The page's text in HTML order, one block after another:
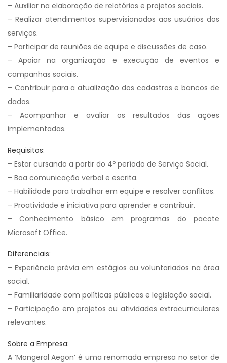
– Auxiliar na elaboração de relatórios e projetos sociais.
– Realizar atendimentos supervisionados aos usuários dos
serviços.
– Participar de reuniões de equipe e discussões de caso.
– Apoiar na organização e execução de eventos e
campanhas sociais.
– Contribuir para a atualização dos cadastros e bancos de
dados.
– Acompanhar e avaliar os resultados das ações
implementadas.
Requisitos:
– Estar cursando a partir do 4º período de Serviço Social.
– Boa comunicação verbal e escrita.
– Habilidade para trabalhar em equipe e resolver conflitos.
– Proatividade e iniciativa para aprender e contribuir.
– Conhecimento básico em programas do pacote
Microsoft Office.
Diferenciais:
– Experiência prévia em estágios ou voluntariados na área
social.
– Familiaridade com políticas públicas e legislação social.
– Participação em projetos ou atividades extracurriculares
relevantes.
Sobre a Empresa:
A ‘Mongeral Aegon’ é uma renomada empresa no setor de